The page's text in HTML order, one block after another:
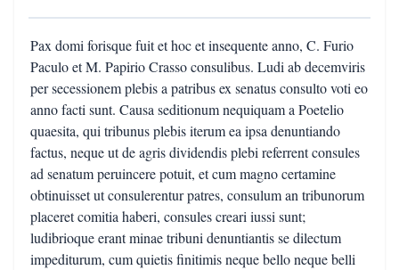
Pax domi forisque fuit et hoc et insequente anno, C. Furio
Paculo et M. Papirio Crasso consulibus. Ludi ab decemviris
per secessionem plebis a patribus ex senatus consulto voti eo
anno facti sunt. Causa seditionum nequiquam a Poetelio
quaesita, qui tribunus plebis iterum ea ipsa denuntiando
factus, neque ut de agris dividendis plebi referrent consules
ad senatum peruincere potuit, et cum magno certamine
obtinuisset ut consulerentur patres, consulum an tribunorum
placeret comitia haberi, consules creari iussi sunt;
ludibrioque erant minae tribuni denuntiantis se dilectum
impediturum, cum quietis finitimis neque bello neque belli